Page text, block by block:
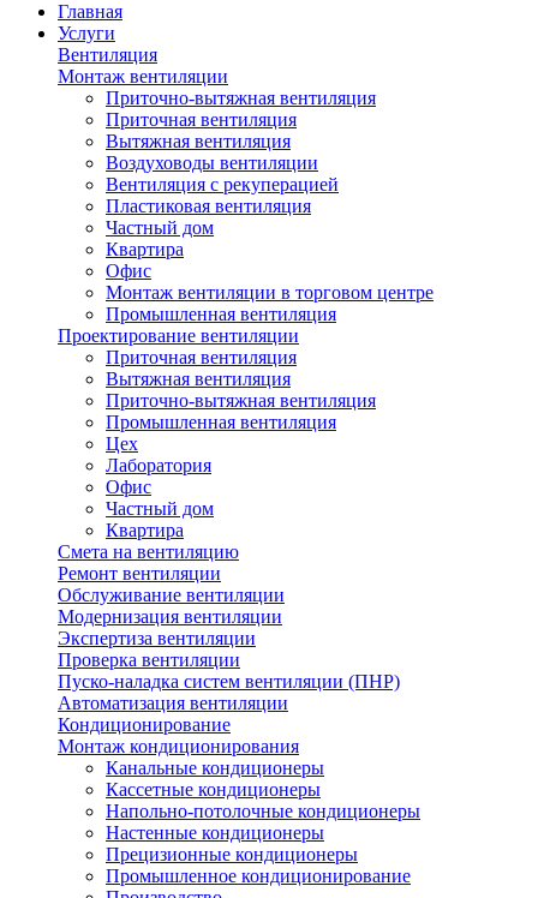
Главная
Услуги
Вентиляция
Монтаж вентиляции
Приточно-вытяжная вентиляция
Приточная вентиляция
Вытяжная вентиляция
Воздуховоды вентиляции
Вентиляция с рекуперацией
Пластиковая вентиляция
Частный дом
Квартира
Офис
Монтаж вентиляции в торговом центре
Промышленная вентиляция
Проектирование вентиляции
Приточная вентиляция
Вытяжная вентиляция
Приточно-вытяжная вентиляция
Промышленная вентиляция
Цех
Лаборатория
Офис
Частный дом
Квартира
Смета на вентиляцию
Ремонт вентиляции
Обслуживание вентиляции
Модернизация вентиляции
Экспертиза вентиляции
Проверка вентиляции
Пуско-наладка систем вентиляции (ПНР)
Автоматизация вентиляции
Кондиционирование
Монтаж кондиционирования
Канальные кондиционеры
Кассетные кондиционеры
Напольно-потолочные кондиционеры
Настенные кондиционеры
Прецизионные кондиционеры
Промышленное кондиционирование